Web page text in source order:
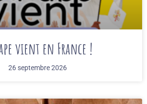
vient en France !
26 septembre 2026